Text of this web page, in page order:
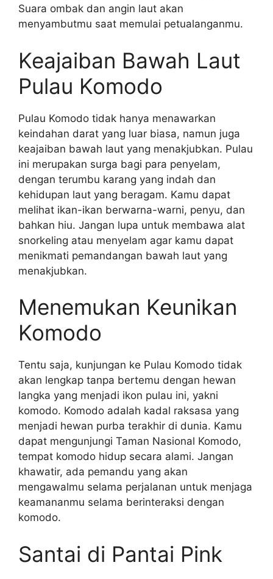
Suara ombak dan angin laut akan
menyambutmu saat memulai petualanganmu.
Keajaiban Bawah Laut
Pulau Komodo
Pulau Komodo tidak hanya menawarkan
keindahan darat yang luar biasa, namun juga
keajaiban bawah laut yang menakjubkan. Pulau
ini merupakan surga bagi para penyelam,
dengan terumbu karang yang indah dan
kehidupan laut yang beragam. Kamu dapat
melihat ikan-ikan berwarna-warni, penyu, dan
bahkan hiu. Jangan lupa untuk membawa alat
snorkeling atau menyelam agar kamu dapat
menikmati pemandangan bawah laut yang
menakjubkan.
Menemukan Keunikan
Komodo
Tentu saja, kunjungan ke Pulau Komodo tidak
akan lengkap tanpa bertemu dengan hewan
langka yang menjadi ikon pulau ini, yakni
komodo. Komodo adalah kadal raksasa yang
menjadi hewan purba terakhir di dunia. Kamu
dapat mengunjungi Taman Nasional Komodo,
tempat komodo hidup secara alami. Jangan
khawatir, ada pemandu yang akan
mengawalmu selama perjalanan untuk menjaga
keamananmu selama berinteraksi dengan
komodo.
Santai di Pantai Pink